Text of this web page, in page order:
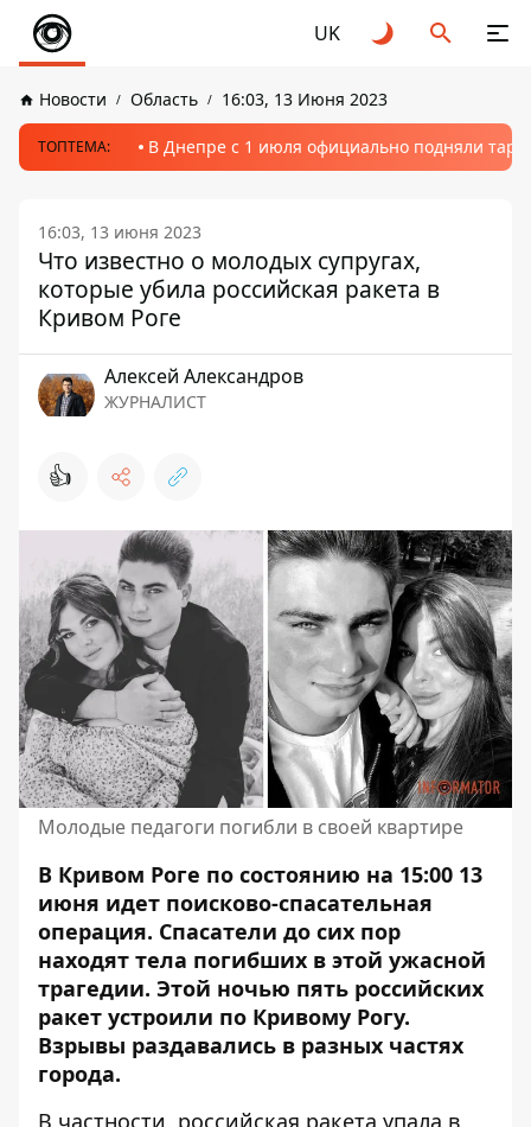
UK
Новости Область 16:03, 13 Июня 2023
ТОПТЕМА: В Днепре с 1 июля официально подняли
16:03, 13 июня 2023
Что известно о молодых супругах,
которые убила российская ракета в
Кривом Роге
Алексей Александров
ЖУРНАЛИСТ
👍
Молодые педагоги погибли в своей квартире
В Кривом Роге по состоянию на 15:00 13
июня идет поисково-спасательная
операция. Спасатели до сих пор
находят тела погибших в этой ужасной
трагедии. Этой ночью пять российских
ракет устроили по Кривому Рогу.
Взрывы раздавались в разных частях
города.
В частности, российская ракета упала в